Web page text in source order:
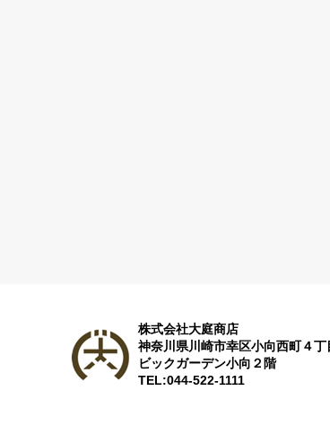
株式会社大庭商店
神奈川県川崎市幸区小向西町４
ビックガーデン小向２階
TEL:044-522-1111